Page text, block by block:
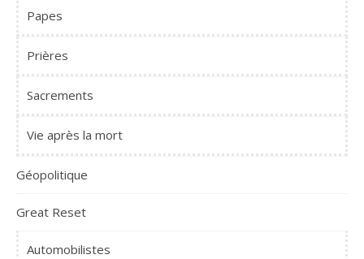
Papes
Prières
Sacrements
Vie après la mort
Géopolitique
Great Reset
Automobilistes